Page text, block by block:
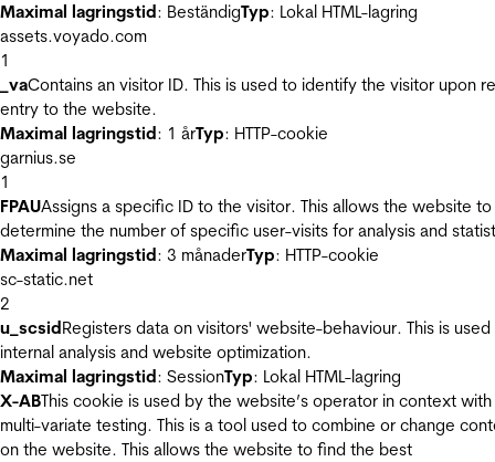
Maximal lagringstid: BeständigTyp: Lokal HTML-lagring
assets.voyado.com
1
_vaContains an visitor ID. This is used to identify the visitor upon
entry to the website.
Maximal lagringstid: 1 årTyp: HTTP-cookie
garnius.se
1
FPAUAssigns a specific ID to the visitor. This allows the website to
determine the number of specific user-visits for analysis and
Maximal lagringstid: 3 månaderTyp: HTTP-cookie
sc-static.net
2
u_scsidRegisters data on visitors' website-behaviour. This is
internal analysis and website optimization.
Maximal lagringstid: SessionTyp: Lokal HTML-lagring
X-ABThis cookie is used by the website’s operator in context with
multi-variate testing. This is a tool used to combine or change
on the website. This allows the website to find the best